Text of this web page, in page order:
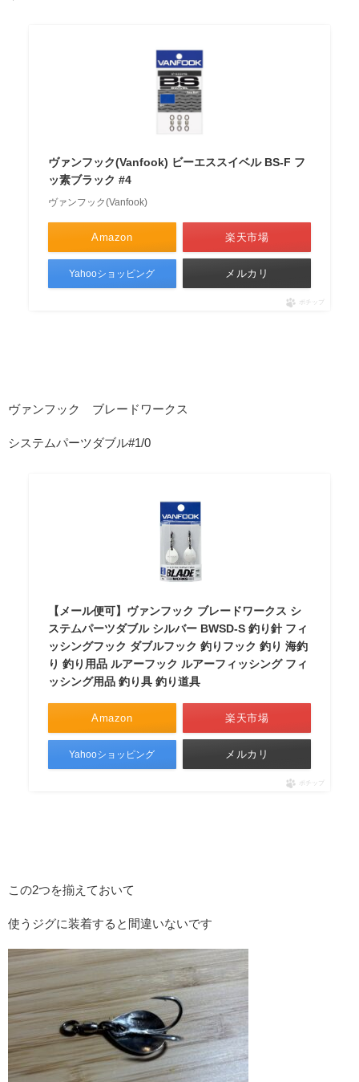
ヴァンフック(Vanfook) ビーエススイベル BS-F フ
ッ素ブラック #4
ヴァンフック(Vanfook)
Amazon 楽天市場
Yahooショッピング メルカリ
ポチップ
ヴァンフック ブレードワークス
システムパーツダブル#1/0
【メール便可】ヴァンフック ブレードワークス シ
ステムパーツダブル シルバー BWSD-S 釣り針 フィ
ッシングフック ダブルフック 釣りフック 釣り 海釣
り 釣り用品 ルアーフック ルアーフィッシング フィ
ッシング用品 釣り具 釣り道具
Amazon 楽天市場
Yahooショッピング メルカリ
ポチップ
この2つを揃えておいて
使うジグに装着すると間違いないです